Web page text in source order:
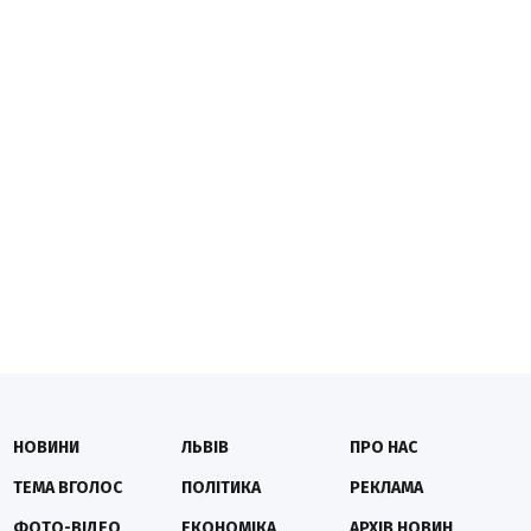
НОВИНИ
ТЕМА ВГОЛОС
ЛЬВІВ
ПОЛІТИКА
ПРО НАС
РЕКЛАМА